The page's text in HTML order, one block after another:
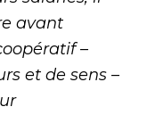
avant
–
et de sens –